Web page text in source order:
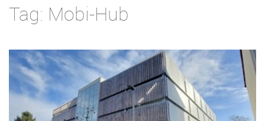
Tag: Mobi-Hub